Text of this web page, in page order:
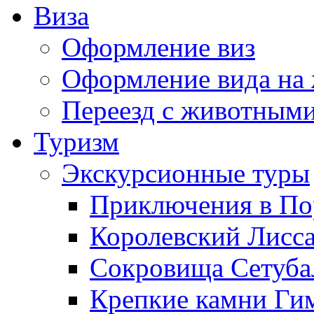
Виза
Оформление виз
Оформление вида на
Переезд с
Туризм
Экскурсионные туры
Приключения в
Королевский
Сокровища
Крепкие камни